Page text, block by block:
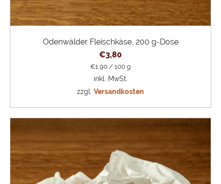
Odenwälder Fleischkäse, 200 g-Dose
€3,80
€1,90 / 100 g
inkl. MwSt.
zzgl. Versandkosten